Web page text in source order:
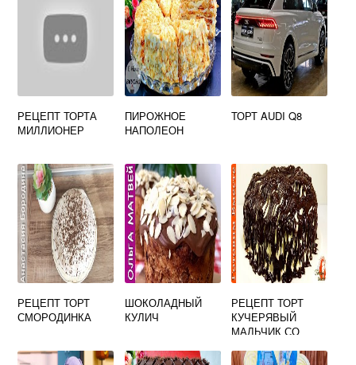
РЕЦЕПТ ТОРТА
МИЛЛИОНЕР
ПИРОЖНОЕ
НАПОЛЕОН
ТОРТ AUDI Q8
РЕЦЕПТ ТОРТ
СМОРОДИНКА
ШОКОЛАДНЫЙ
КУЛИЧ
РЕЦЕПТ ТОРТ
КУЧЕРЯВЫЙ
МАЛЬЧИК СО